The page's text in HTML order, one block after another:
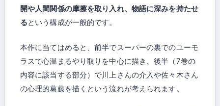
開や人間関係の摩擦を取り入れ、物語に深みを持たせ
るという構成が一般的です。
本作に当てはめると、前半でスーパーの裏でのユーモ
ラスで心温まるやり取りを中心に描き、後半（7巻の
内容に該当する部分）で川上さんの介入や佐々木さん
の心理的葛藤を描くという流れが考えられます。